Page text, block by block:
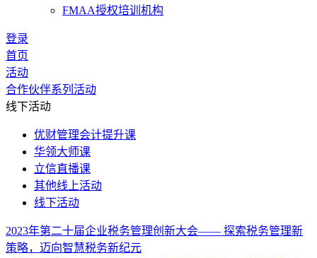
FMAA授权培训机构
登录
首页
活动
合作伙伴系列活动
线下活动
优财管理会计提升课
华领大师课
立信直播课
其他线上活动
线下活动
2023年第二十届企业税务管理创新大会—— 探索税务管理新
策略，迈向智慧税务新纪元